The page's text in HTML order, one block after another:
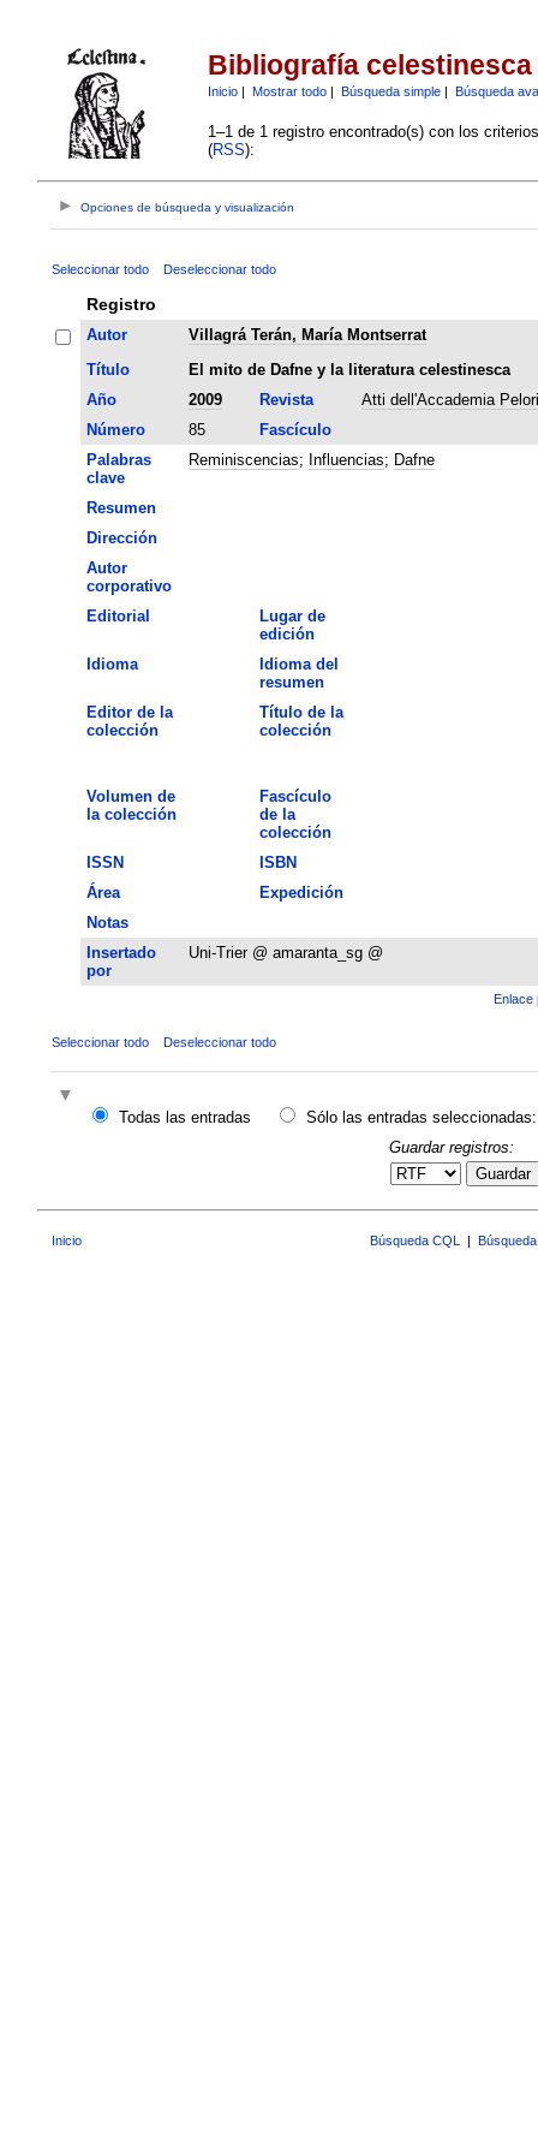
Bibliografía celestinesca
Inicio| Mostrar todo| Búsqueda simple| Búsqueda
1–1 de 1 registro encontrado(s) con los
(RSS):
Opciones de búsqueda y visualización
Seleccionar todo Deseleccionar todo
Registro
Autor
Villagrá Terán, María Montserrat
Título
El mito de Dafne y la literatura celestinesca
Año
2009 Revista
Atti dell'Accademia
Número
85
Fascículo
Palabras
clave
Reminiscencias; Influencias; Dafne
Resumen
Dirección
Autor
corporativo
Editorial
Lugar de
edición
Idioma
Idioma del
resumen
Editor de la
colección
Título de la
colección
Volumen de
la colección
Fascículo
de la
colección
ISSN
ISBN
Área
Expedición
Notas
Insertado
por
Uni-Trier @ amaranta_sg @
Enlace
Seleccionar todo Deseleccionar todo
Todas las entradas
Sólo las entradas seleccionadas:
Guardar registros:
Guardar
Inicio Búsqueda CQL